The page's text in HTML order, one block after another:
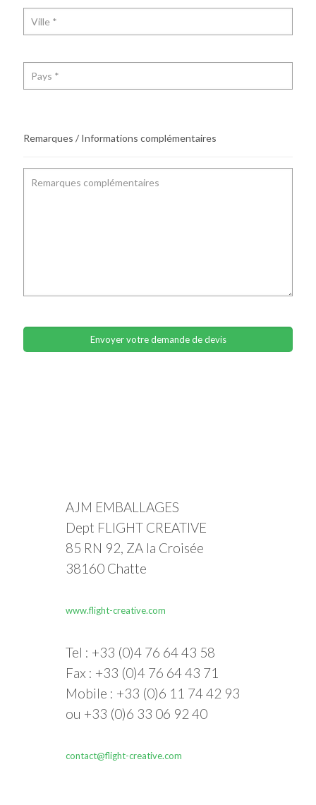
Remarques / Informations complémentaires
AJM EMBALLAGES
Dept FLIGHT CREATIVE
85 RN 92, ZA la Croisée
38160 Chatte
www.flight-creative.com
Tel : +33 (0)4 76 64 43 58
Fax : +33 (0)4 76 64 43 71
Mobile : +33 (0)6 11 74 42 93
ou +33 (0)6 33 06 92 40
contact@flight-creative.com